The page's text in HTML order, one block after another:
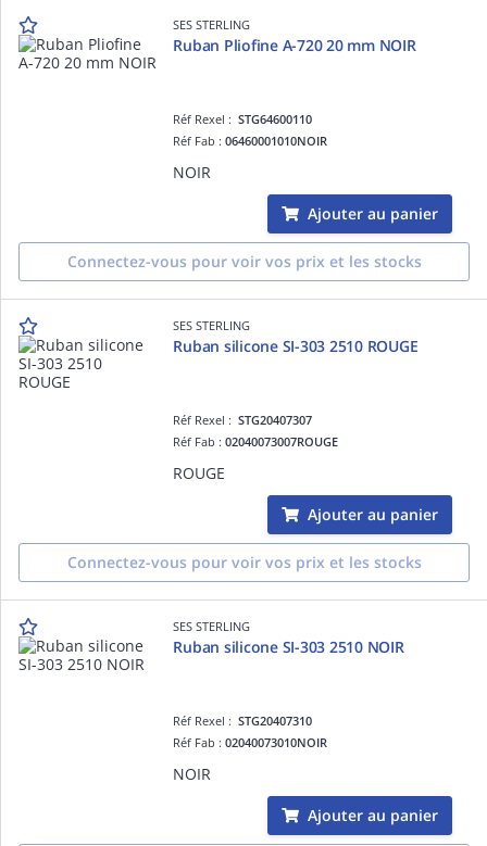
SES STERLING
Ruban Pliofine A-720 20 mm NOIR
Réf Rexel :STG64600110
Réf Fab :06460001010NOIR
NOIR
Ajouter au panier
Connectez-vous pour voir vos prix et les stocks
SES STERLING
Ruban silicone SI-303 2510 ROUGE
Réf Rexel :STG20407307
Réf Fab :02040073007ROUGE
ROUGE
Ajouter au panier
Connectez-vous pour voir vos prix et les stocks
SES STERLING
Ruban silicone SI-303 2510 NOIR
Réf Rexel :STG20407310
Réf Fab :02040073010NOIR
NOIR
Ajouter au panier